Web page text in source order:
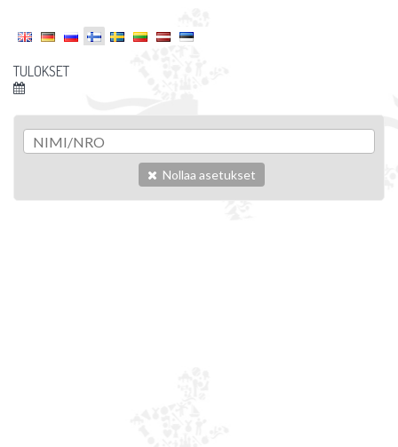
TULOKSET
Nollaa asetukset